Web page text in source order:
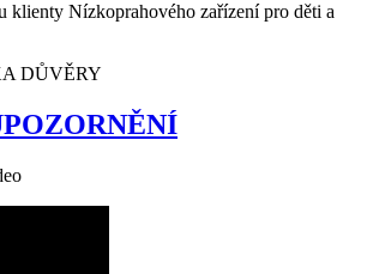
klienty Nízkoprahového zařízení pro děti a
DŮVĚRY